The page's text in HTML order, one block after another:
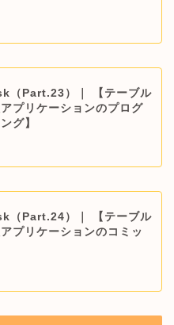
（Part.23）｜ 【テーブル
プリケーションのプログ
グ】
（Part.24）｜ 【テーブル
プリケーションのコミッ